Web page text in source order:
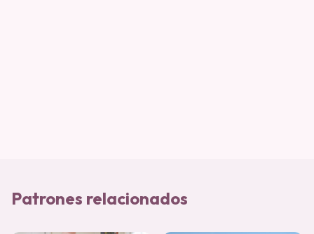
Patrones relacionados